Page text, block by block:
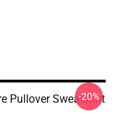
Pullover Sweatshirt
-20%